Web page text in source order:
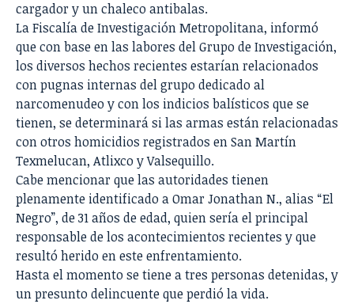
cargador y un chaleco antibalas.
La Fiscalía de Investigación Metropolitana, informó
que con base en las labores del Grupo de Investigación,
los diversos hechos recientes estarían relacionados
con pugnas internas del grupo dedicado al
narcomenudeo y con los indicios balísticos que se
tienen, se determinará si las armas están relacionadas
con otros homicidios registrados en San Martín
Texmelucan, Atlixco y Valsequillo.
Cabe mencionar que las autoridades tienen
plenamente identificado a Omar Jonathan N., alias “El
Negro”, de 31 años de edad, quien sería el principal
responsable de los acontecimientos recientes y que
resultó herido en este enfrentamiento.
Hasta el momento se tiene a tres personas detenidas, y
un presunto delincuente que perdió la vida.